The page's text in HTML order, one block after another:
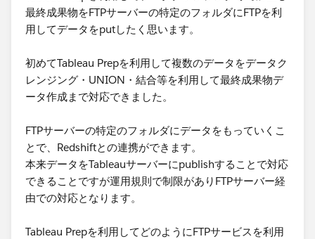
最終成果物をFTPサーバーの特定のフォルダにFTPを利
用してデータをputしたく思います。
初めてTableau Prepを利用して複数のデータをデータク
レンジング・UNION・結合等を利用して最終成果物​デ
ータ作成まで対応できました。
FTPサーバーの特定のフォルダにデータをもっていくこ
とで、Redshiftとの連携ができます。
本来データをTableauサーバーにpublishすることで対応
できることですが運用規則で制限がありFTPサーバー経
由での対応となります。
Tableau Prepを利用してどのようにFTPサービスを利用